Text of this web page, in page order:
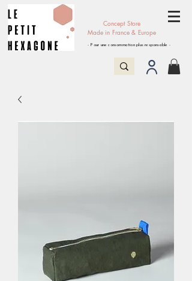
Concept Store
Made in France & Europe
- Pour une consommation plus responsable -